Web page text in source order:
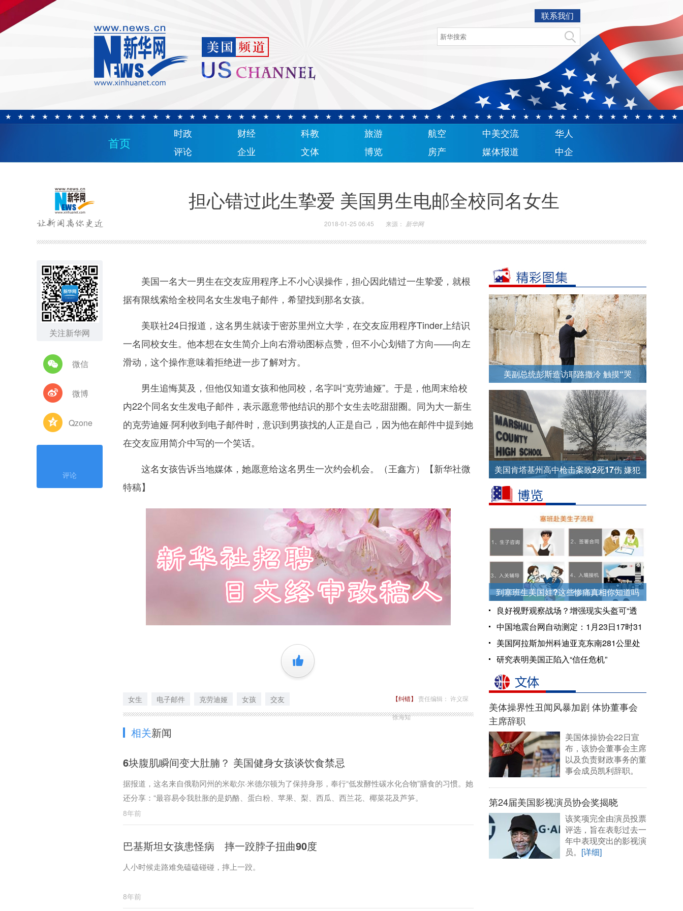
联系我们
首页
时政 财经 科教 旅游 航空 中美交流
华人
评论
企业 文体 博览 房产 媒体报道 中企
担心错过此生挚爱 美国男生电邮全校同名女生
2018-01-25 06:45 来源： 新华网
关注新华网
微信
微博
Qzone
评论
美国一名大一男生在交友应用程序上不小心误操作，担心因此错过一生挚爱，就根
据有限线索给全校同名女生发电子邮件，希望找到那名女孩。
美联社24日报道，这名男生就读于密苏里州立大学，在交友应用程序Tinder上结识
一名同校女生。他本想在女生简介上向右滑动图标点赞，但不小心划错了方向——向左
滑动，这个操作意味着拒绝进一步了解对方。
男生追悔莫及，但他仅知道女孩和他同校，名字叫“克劳迪娅”。于是，他周末给校
内22个同名女生发电子邮件，表示愿意带他结识的那个女生去吃甜甜圈。同为大一新生
的克劳迪娅·阿利收到电子邮件时，意识到男孩找的人正是自己，因为他在邮件中提到她
在交友应用简介中写的一个笑话。
这名女孩告诉当地媒体，她愿意给这名男生一次约会机会。（王鑫方）【新华社微
特稿】
+1
女生 电子邮件 克劳迪娅 女孩 交友 【纠错】 责任编辑： 许义琛
徐海知
相关新闻
6块腹肌瞬间变大肚腩？ 美国健身女孩谈饮食禁忌
据报道，这名来自俄勒冈州的米歇尔·米德尔顿为了保持身形，奉行“低发酵性碳水化合物”膳食的习惯。她
还分享：“最容易令我肚胀的是奶酪、蛋白粉、苹果、梨、西瓜、西兰花、椰菜花及芦笋。
8年前
巴基斯坦女孩患怪病 摔一跤脖子扭曲90度
人小时候走路难免磕磕碰碰，摔上一跤。
8年前
美副总统彭斯造访耶路撒冷 触摸“哭
墙”祷告
美国肯塔基州高中枪击案致2死17伤 嫌犯
到塞班生美国娃?这些惨痛真相你知道吗
良好视野观察战场？增强现实头盔可“透
视”坦克
中国地震台网自动测定：1月23日17时31
分 美国阿拉斯加湾附近发生7.9级左右地
震
美国阿拉斯加州科迪亚克东南281公里处
海域发生8.0级地震
研究表明美国正陷入“信任危机”
美体操界性丑闻风暴加剧 体协董事会
主席辞职
美国体操协会22日宣
布，该协会董事会主席
以及负责财政事务的董
事会成员凯利辞职。
第24届美国影视演员协会奖揭晓
该奖项完全由演员投票
评选，旨在表彰过去一
年中表现突出的影视演
员。 [详细]